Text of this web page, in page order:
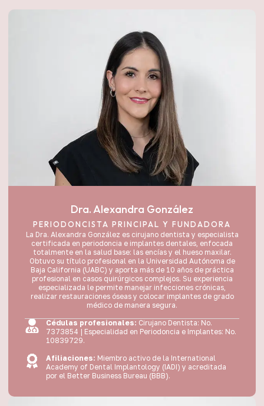
Dra. Alexandra González
PERIODONCISTA PRINCIPAL Y FUNDADORA
La Dra. Alexandra González es cirujano dentista y especialista
certificada en periodoncia e implantes dentales, enfocada
totalmente en la salud base: las encías y el hueso maxilar.
Obtuvo su título profesional en la Universidad Autónoma de
Baja California (UABC) y aporta más de 10 años de práctica
profesional en casos quirúrgicos complejos. Su experiencia
especializada le permite manejar infecciones crónicas,
realizar restauraciones óseas y colocar implantes de grado
médico de manera segura.
Cédulas profesionales: Cirujano Dentista: No.
7373854 | Especialidad en Periodoncia e Implantes: No.
10839729.
Afiliaciones: Miembro activo de la International
Academy of Dental Implantology (IADI) y acreditada
por el Better Business Bureau (BBB).